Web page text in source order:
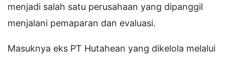
menjadi salah satu perusahaan yang dipanggil
menjalani pemaparan dan evaluasi.
Masuknya eks PT Hutahean yang dikelola melalui